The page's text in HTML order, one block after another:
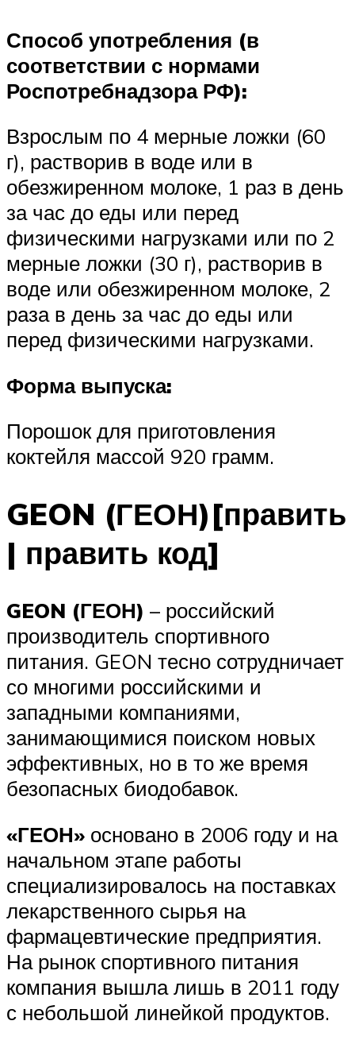
Способ употребления (в
соответствии с нормами
Роспотребнадзора РФ):
Взрослым по 4 мерные ложки (60
г), растворив в воде или в
обезжиренном молоке, 1 раз в день
за час до еды или перед
физическими нагрузками или по 2
мерные ложки (30 г), растворив в
воде или обезжиренном молоке, 2
раза в день за час до еды или
перед физическими нагрузками.
Форма выпуска:
Порошок для приготовления
коктейля массой 920 грамм.
GEON (ГЕОН)[править
| править код]
GEON (ГЕОН) – российский
производитель спортивного
питания. GEON тесно сотрудничает
со многими российскими и
западными компаниями,
занимающимися поиском новых
эффективных, но в то же время
безопасных биодобавок.
«ГЕОН» основано в 2006 году и на
начальном этапе работы
специализировалось на поставках
лекарственного сырья на
фармацевтические предприятия.
На рынок спортивного питания
компания вышла лишь в 2011 году
с небольшой линейкой продуктов.